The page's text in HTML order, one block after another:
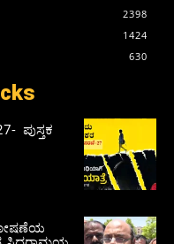
2398
1424
630
ಪುಸ್ತಕ